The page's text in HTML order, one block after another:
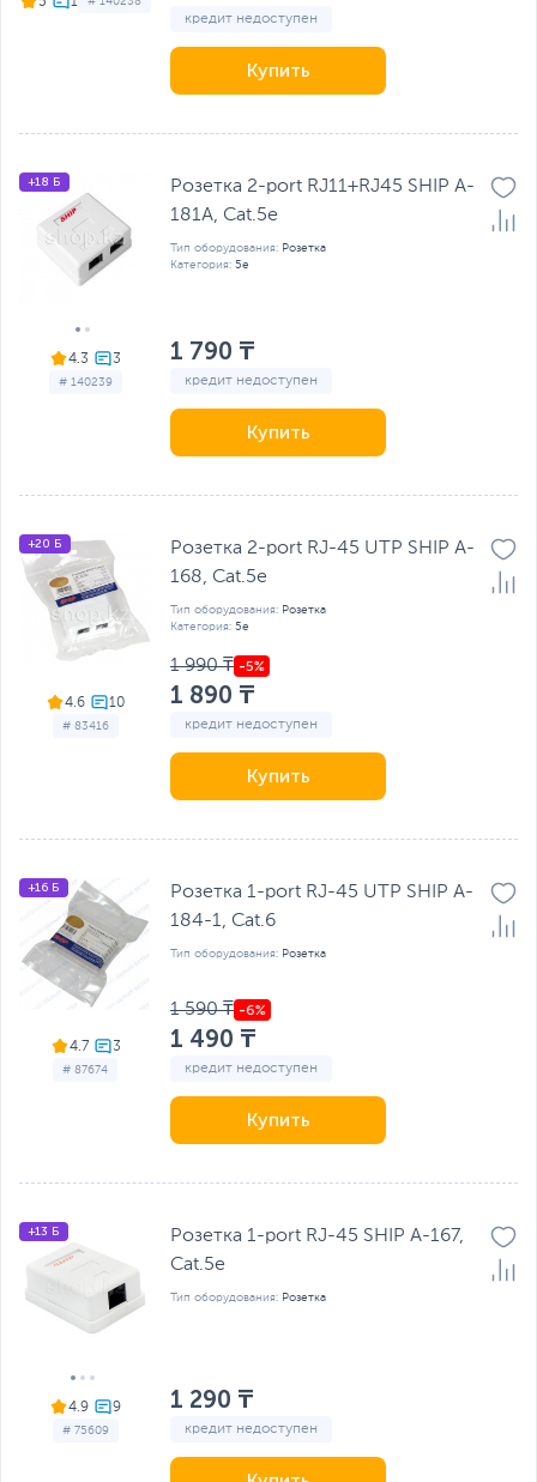
кредит недоступен
Купить
4.3
# 140239
+18 Б
Розетка 2-port RJ11+RJ45 SHIP A-
181A, Cat.5e
Тип оборудования: Розетка
Категория: 5e
1 790 ₸
кредит недоступен
Купить
4.6
# 83416
+20 Б
Розетка 2-port RJ-45 UTP SHIP A-
168, Cat.5e
Тип оборудования: Розетка
Категория: 5e
1 990 ₸
1 890 ₸
кредит недоступен
Купить
4.7
# 87674
+16 Б
Розетка 1-port RJ-45 UTP SHIP A-
184-1, Cat.6
Тип оборудования: Розетка
1 590 ₸
1 490 ₸
кредит недоступен
Купить
4.9
# 75609
+13 Б
Розетка 1-port RJ-45 SHIP A-167,
Cat.5e
Тип оборудования: Розетка
1 290 ₸
кредит недоступен